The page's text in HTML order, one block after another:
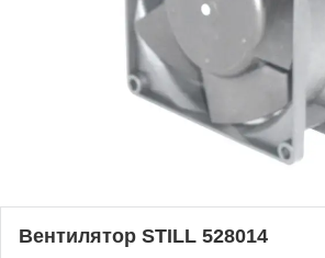
Вентилятор STILL 528014